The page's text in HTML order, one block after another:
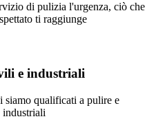
di pulizia l'urgenza, ciò che
ti raggiunge
e industriali
qualificati a pulire e